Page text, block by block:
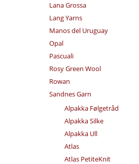
Lana Grossa
Lang Yarns
Manos del Uruguay
Opal
Pascuali
Rosy Green Wool
Rowan
Sandnes Garn
Alpakka Følgetråd
Alpakka Silke
Alpakka Ull
Atlas
Atlas PetiteKnit